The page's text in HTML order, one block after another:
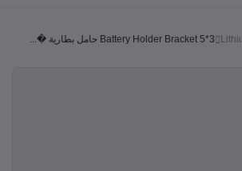
3*5 Battery Holder Bracket حامل بطارية �...